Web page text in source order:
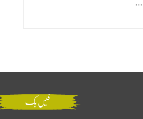
فیس بک